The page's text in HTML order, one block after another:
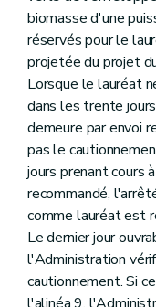
biomasse d'une
réservés pour le
projetée du projet
Lorsque le lauréat
dans les trente
demeure par envoi
pas le
jours prenant cours
recommandé,
comme lauréat est
Le dernier jour
l'Administration
cautionnement. Si